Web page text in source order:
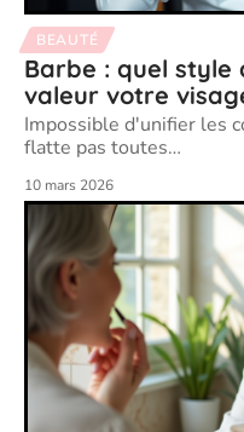
BEAUTÉ
Barbe : quel style
valeur votre
Impossible d'unifier les
flatte pas toutes…
10 mars 2026